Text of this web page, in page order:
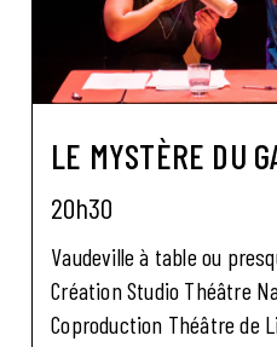
LE MYSTÈRE DU
20h30
Vaudeville à table ou
Création Studio Théâtre
Coproduction Théâtre de